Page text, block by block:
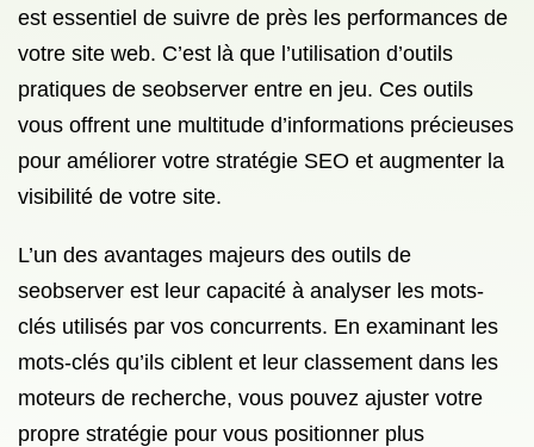
est essentiel de suivre de près les performances de
votre site web. C’est là que l’utilisation d’outils
pratiques de seobserver entre en jeu. Ces outils
vous offrent une multitude d’informations précieuses
pour améliorer votre stratégie SEO et augmenter la
visibilité de votre site.
L’un des avantages majeurs des outils de
seobserver est leur capacité à analyser les mots-
clés utilisés par vos concurrents. En examinant les
mots-clés qu’ils ciblent et leur classement dans les
moteurs de recherche, vous pouvez ajuster votre
propre stratégie pour vous positionner plus